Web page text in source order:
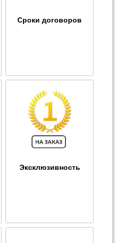
Сроки договоров
Эксклюзивность